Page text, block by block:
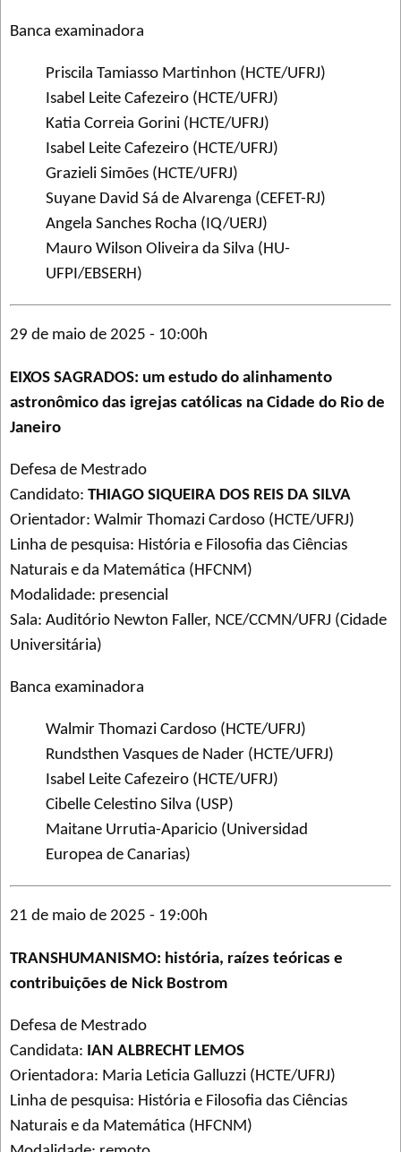
Banca examinadora
Priscila Tamiasso Martinhon (HCTE/UFRJ)
Isabel Leite Cafezeiro (HCTE/UFRJ)
Katia Correia Gorini (HCTE/UFRJ)
Isabel Leite Cafezeiro (HCTE/UFRJ)
Grazieli Simões (HCTE/UFRJ)
Suyane David Sá de Alvarenga (CEFET-RJ)
Angela Sanches Rocha (IQ/UERJ)
Mauro Wilson Oliveira da Silva (HU-
UFPI/EBSERH)
29 de maio de 2025 - 10:00h
EIXOS SAGRADOS: um estudo do alinhamento
astronômico das igrejas católicas na Cidade do Rio de
Janeiro
Defesa de Mestrado
Candidato: THIAGO SIQUEIRA DOS REIS DA SILVA
Orientador: Walmir Thomazi Cardoso (HCTE/UFRJ)
Linha de pesquisa: História e Filosofia das Ciências
Naturais e da Matemática (HFCNM)
Modalidade: presencial
Sala: Auditório Newton Faller, NCE/CCMN/UFRJ (Cidade
Universitária)
Banca examinadora
Walmir Thomazi Cardoso (HCTE/UFRJ)
Rundsthen Vasques de Nader (HCTE/UFRJ)
Isabel Leite Cafezeiro (HCTE/UFRJ)
Cibelle Celestino Silva (USP)
Maitane Urrutia-Aparicio (Universidad
Europea de Canarias)
21 de maio de 2025 - 19:00h
TRANSHUMANISMO: história, raízes teóricas e
contribuições de Nick Bostrom
Defesa de Mestrado
Candidata: IAN ALBRECHT LEMOS
Orientadora: Maria Leticia Galluzzi (HCTE/UFRJ)
Linha de pesquisa: História e Filosofia das Ciências
Naturais e da Matemática (HFCNM)